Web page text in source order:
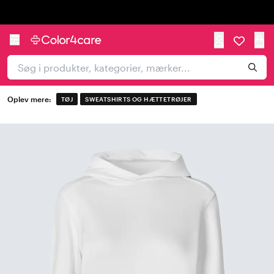
Oplev mere: TØJ SWEATSHIRTS OG HÆTTETRØJER